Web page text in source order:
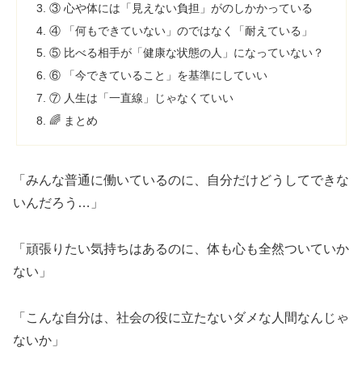
③ 心や体には「見えない負担」がのしかかっている
④ 「何もできていない」のではなく「耐えている」
⑤ 比べる相手が「健康な状態の人」になっていない？
⑥ 「今できていること」を基準にしていい
⑦ 人生は「一直線」じゃなくていい
🌈 まとめ
「みんな普通に働いているのに、自分だけどうしてできな
いんだろう…」
「頑張りたい気持ちはあるのに、体も心も全然ついていか
ない」
「こんな自分は、社会の役に立たないダメな人間なんじゃ
ないか」